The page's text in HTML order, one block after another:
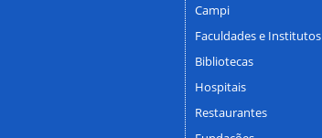
Campi
Faculdades e Institutos
Bibliotecas
Hospitais
Restaurantes